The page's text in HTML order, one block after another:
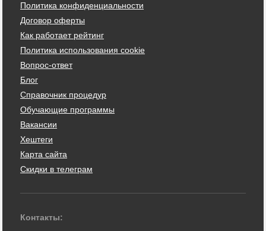
Политика конфиденциальности
Договор оферты
Как работает рейтинг
Политика использования cookie
Вопрос-ответ
Блог
Справочник процедур
Обучающие программы
Вакансии
Хештеги
Карта сайта
Скидки в телеграм
Контакты: